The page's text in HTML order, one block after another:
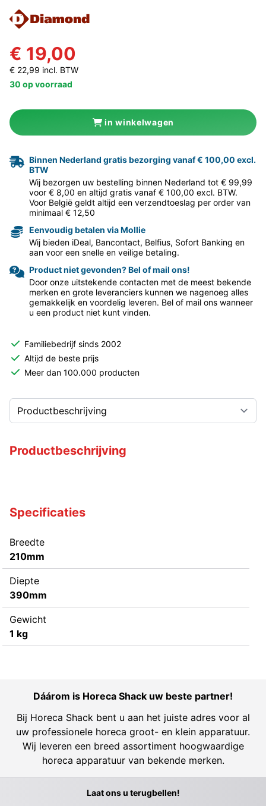
€ 19,00
€ 22,99 incl. BTW
30 op voorraad
in winkelwagen
Binnen Nederland gratis bezorging vanaf € 100,00 excl.
BTW
Wij bezorgen uw bestelling binnen Nederland tot € 99,99
voor € 8,00 en altijd gratis vanaf € 100,00 excl. BTW.
Voor België geldt altijd een verzendtoeslag per order van
minimaal € 12,50
Eenvoudig betalen via Mollie
Wij bieden iDeal, Bancontact, Belfius, Sofort Banking en
aan voor een snelle en veilige betaling.
Product niet gevonden? Bel of mail ons!
Door onze uitstekende contacten met de meest bekende
merken en grote leveranciers kunnen we nagenoeg alles
gemakkelijk en voordelig leveren. Bel of mail ons wanneer
u een product niet kunt vinden.
Familiebedrijf sinds 2002
Altijd de beste prijs
Meer dan 100.000 producten
Productbeschrijving
Specificaties
Breedte
210mm
Diepte
390mm
Gewicht
1 kg
Dáárom is Horeca Shack uw beste partner!
Bij Horeca Shack bent u aan het juiste adres voor al
uw professionele horeca groot- en klein apparatuur.
Wij leveren een breed assortiment hoogwaardige
horeca apparatuur van bekende merken.
Laat ons u terugbellen!